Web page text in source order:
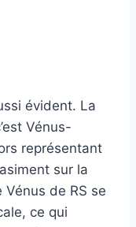
évident. La
Vénus-
représentant
sur la
de RS se
ce qui